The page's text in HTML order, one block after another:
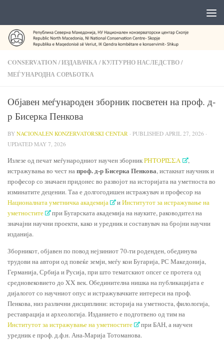
CONSERVATION /ИЗДАВАЧКА/КУЛТУРНО НАСЛЕДСТВО/
МЕЃУНАРОДНА СОРАБОТКА
Објавен меѓународен зборник посветен на проф. д-
р Бисерка Пенкова
BY NACIONALEN KONZERVATORSKI CENTAR · PUBLISHED APRIL 27, 2026 ·
UPDATED MAY 7, 2026
Излезе од печат меѓународниот научен зборникΡΗΤΟΡΙΣΣΑ
,
истражувања во чест напроф. д-р Бисерка Пенкова, истакнат научник и
професор со значаен придонес во развојот на историјата на уметноста во
изминатите децении. Таа е долгогодишен истражувач и професор на
Националната уметничка академија
иИнститутот за истражување на
уметностите
при Бугарската академија на науките, раководител на
значајни научни проекти, како и уредник и составувач на бројни научни
изданија.
Зборникот, објавен по повод нејзиниот 70-ти роденден, обединува
трудови на автори од повеќе земји, меѓу кои Бугарија, РС Македонија,
Германија, Србија и Русија, при што тематскиот опсег се протега од
средновековието до XX век. Обединителна нишка на публикацијата е
дијалогот со научниот опус и истражувачките интереси на проф.
Пенкова, низ различни дисциплини: историја на уметноста, филологија,
реставрација и археологија. Изданието е подготвено од тим на
Институтот за истражување на уметностите
при БАН, а научен
уредник е проф. д.ф.н. Ана-Марија Тотоманова.